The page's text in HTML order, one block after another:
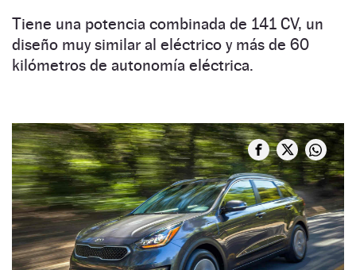
Tiene una potencia combinada de 141 CV, un
diseño muy similar al eléctrico y más de 60
kilómetros de autonomía eléctrica.